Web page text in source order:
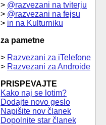
> @razvezani na tviterju
> @razvezani na fejsu
> in na Kulturniku
za pametne
> Razvezani za iTelefone
> Razvezani za Androide
PRISPEVAJTE
Kako naj se lotim?
Dodajte novo geslo
Napišite nov članek
Dopolnite star članek